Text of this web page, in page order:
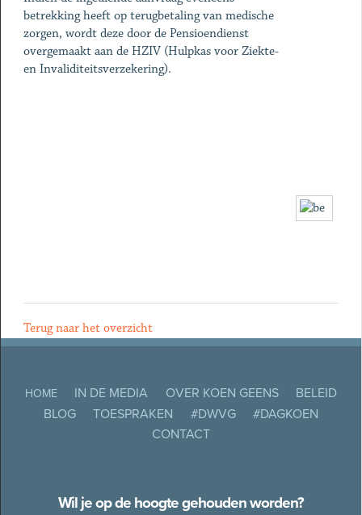
betrekking heeft op terugbetaling van medische
zorgen, wordt deze door de Pensioendienst
overgemaakt aan de HZIV (Hulpkas voor Ziekte-
en Invaliditeitsverzekering).
Terug naar het overzicht
HOME IN DE MEDIA OVER KOEN GEENS
BELEID
BLOG
TOESPRAKEN #DWVG
#DAGKOEN
CONTACT
Wil je op de hoogte gehouden worden?